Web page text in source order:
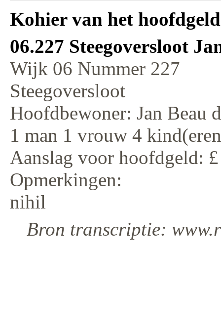
Kohier van het
06.227 Steegoversloot
Wijk 06 Nummer 227
Steegoversloot
Hoofdbewoner: Jan Beau
1 man 1 vrouw 4
Aanslag voor hoofdgeld:
Opmerkingen:
nihil
Bron transcriptie: